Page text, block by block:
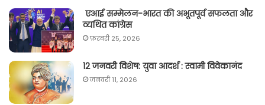
एआई सम्मेलन-भारत की अभूतपूर्व सफलता और
व्यथित कांग्रेस
फ़रवरी 25, 2026
12 जनवरी विशेष: युवा आदर्श : स्वामी विवेकानंद
जनवरी 11, 2026